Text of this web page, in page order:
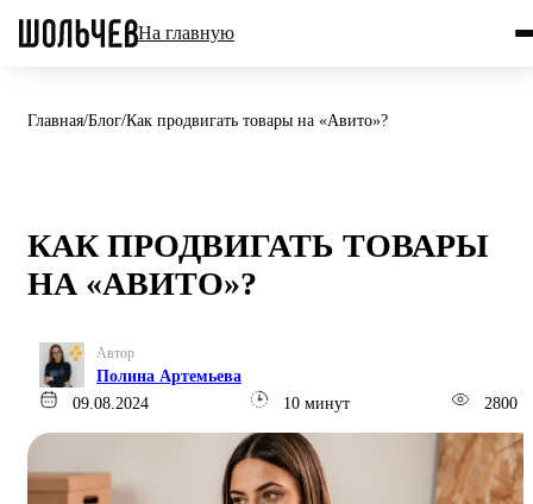
На главную
Главная/Блог/Как продвигать товары на «Авито»?
КАК ПРОДВИГАТЬ ТОВАРЫ
НА «АВИТО»?
Автор
Полина Артемьева
09.08.2024
10 минут 2800